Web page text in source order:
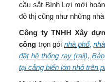
cầu sắt Bình Lợi mới
đô thị cũng như những
Công ty TNHH Xây
công trọn gói nhà phố,
đặt hệ thống ray (rail),
tại cảng biển lớn nhỏ trên